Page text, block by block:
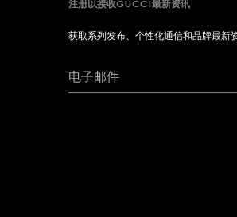
注册以接收GUCCI最新资讯
获取系列发布、个性化通信和品牌最新
电子邮件